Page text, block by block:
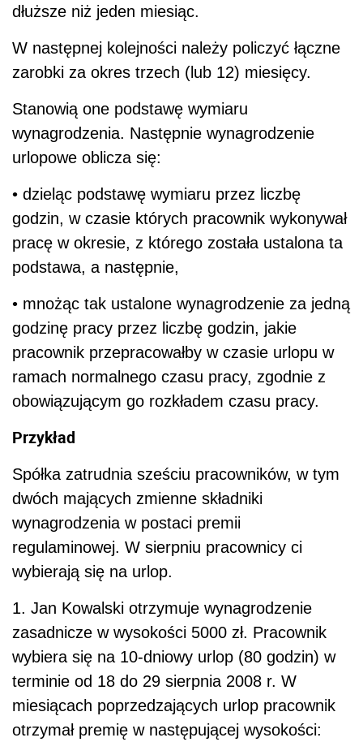
pracę w okresie, z którego została ustalona ta
podstawa, a następnie,
• mnożąc tak ustalone wynagrodzenie za jedną
godzinę pracy przez liczbę godzin, jakie
pracownik przepracowałby w czasie urlopu w
ramach normalnego czasu pracy, zgodnie z
Przykład
Spółka zatrudnia sześciu pracowników, w tym
dwóch mających zmienne składniki
wynagrodzenia w postaci premii
regulaminowej. W sierpniu pracownicy ci
wybierają się na urlop.
1. Jan Kowalski otrzymuje wynagrodzenie
zasadnicze w wysokości 5000 zł. Pracownik
wybiera się na 10-dniowy urlop (80 godzin) w
miesiącach poprzedzających urlop pracownik
otrzymał premię w następującej wysokości:
maj - 800 zł, czerwiec - 1200 zł, lipiec - 1000
zł. W sierpniu pracownik nie nabył prawa do
premii regulaminowej.
2. Pobory Adama Nowaka wynoszą 3000 zł.
Ponadto otrzymuje on premię kwartalną w
wysokości 2000 zł. Urlop pana Nowaka wynosi
pięć dni (40 godzin) i trwa od 4 do 8 sierpnia
2008 r.